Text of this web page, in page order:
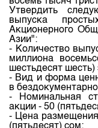
Утвердить
выпуска
Акционерного
Азии":
- Количество
миллиона
шестьдесят
- Вид и форма
в
- Номинальная
акции - 50
- Цена